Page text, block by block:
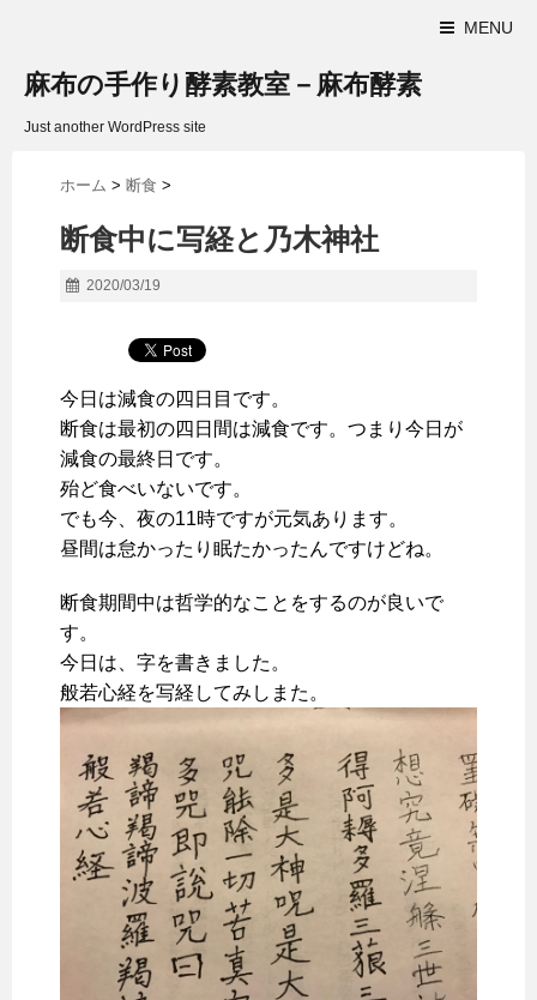
MENU
麻布の手作り酵素教室－麻布酵素
Just another WordPress site
ホーム > 断食 >
断食中に写経と乃木神社
2020/03/19
今日は減食の四日目です。
断食は最初の四日間は減食です。つまり今日が
減食の最終日です。
殆ど食べいないです。
でも今、夜の11時ですが元気あります。
昼間は怠かったり眠たかったんですけどね。
断食期間中は哲学的なことをするのが良いで
す。
今日は、字を書きました。
般若心経を写経してみしまた。